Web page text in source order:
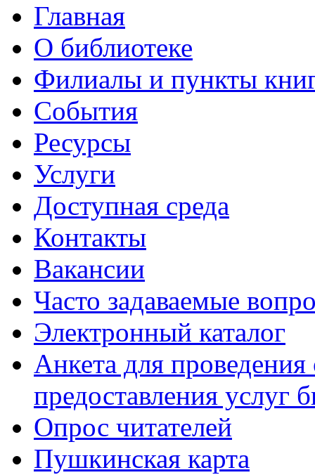
Главная
О библиотеке
Филиалы и пункты
События
Ресурсы
Услуги
Доступная среда
Контакты
Вакансии
Часто задаваемые
Электронный каталог
Анкета для проведения
предоставления услуг
Опрос читателей
Пушкинская карта